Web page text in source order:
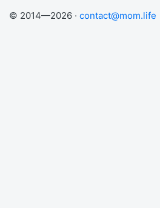
© 2014—2026 · contact@mom.life